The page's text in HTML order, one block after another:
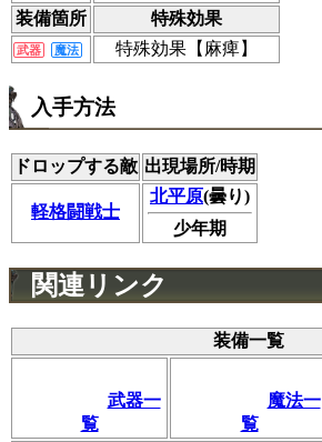
装備箇所
特殊効果
武器 魔法 特殊効果【麻痺】
入手方法
ドロップする敵 出現場所/時期
軽格闘戦士
北平原(曇り)
少年期
関連リンク
装備一覧
武器一
覧
魔法一
覧